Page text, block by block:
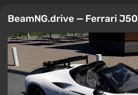
BeamNG.drive — Ferrari